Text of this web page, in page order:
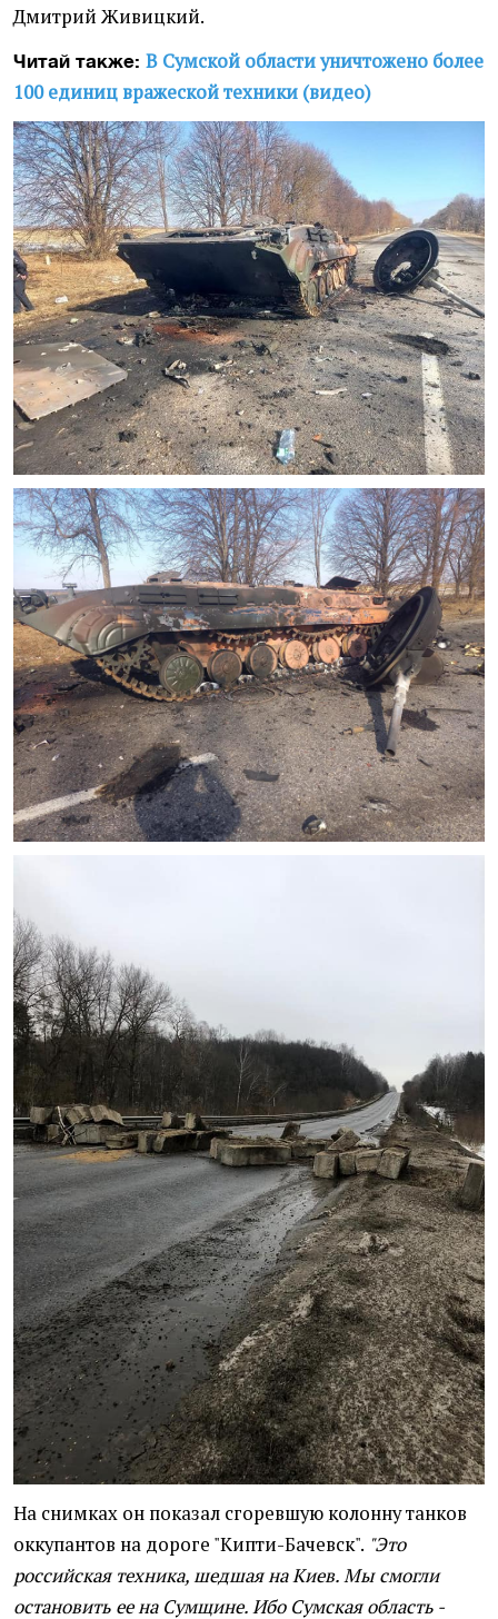
Дмитрий Живицкий.
Читай также: В Сумской области уничтожено более
100 единиц вражеской техники (видео)
На снимках он показал сгоревшую колонну танков
оккупантов на дороге "Кипти-Бачевск". "Это
российская техника, шедшая на Киев. Мы смогли
остановить ее на Сумщине. Ибо Сумская область -